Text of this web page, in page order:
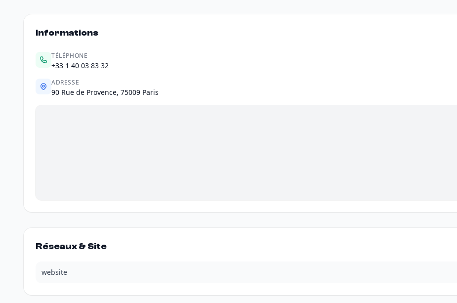
Informations
TÉLÉPHONE
+33 1 40 03 83 32
ADRESSE
90 Rue de Provence, 75009 Paris
Réseaux & Site
website